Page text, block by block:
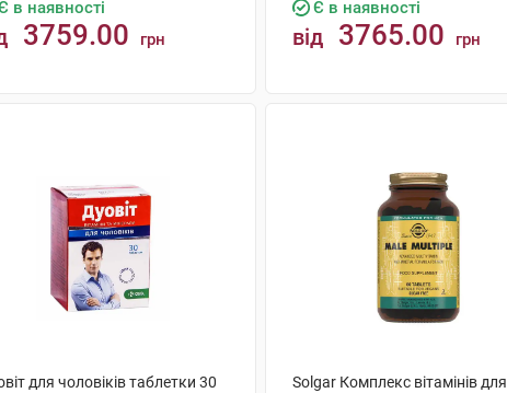
в наявності
3759.00 грн
Є в наявності
від 3765.00 грн
для чоловіків таблетки 30
Solgar Комплекс вітамінів для